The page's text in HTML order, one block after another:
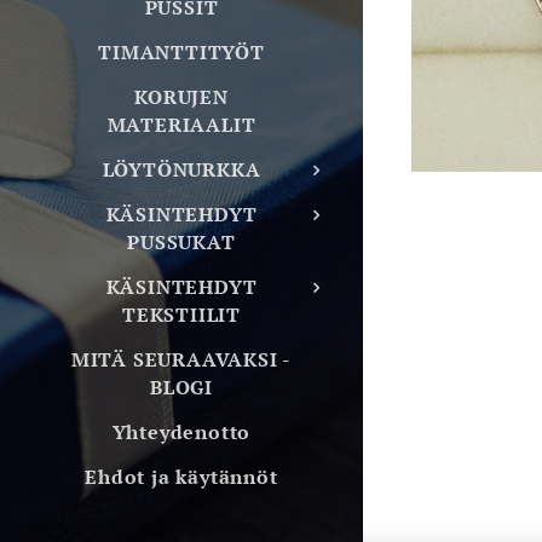
PUSSIT
TIMANTTITYÖT
KORUJEN
MATERIAALIT
LÖYTÖNURKKA
KÄSINTEHDYT
PUSSUKAT
KÄSINTEHDYT
TEKSTIILIT
MITÄ SEURAAVAKSI -
BLOGI
Yhteydenotto
Ehdot ja käytännöt